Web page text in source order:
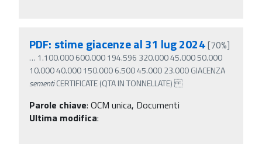
PDF: stime giacenze al 31 lug 2024[70%]
… 1.100.000 600.000 194.596 320.000 45.000 50.000
10.000 40.000 150.000 6.500 45.000 23.000 GIACENZA
sementiCERTIFICATE (QTA IN TONNELLATE)
Parole chiave: OCM unica, Documenti
Ultima modifica: